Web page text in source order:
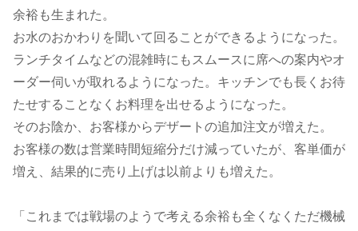
余裕も生まれた。
お水のおかわりを聞いて回ることができるようになった。
ランチタイムなどの混雑時にもスムースに席への案内やオ
ーダー伺いが取れるようになった。キッチンでも長くお待
たせすることなくお料理を出せるようになった。
そのお陰か、お客様からデザートの追加注文が増えた。
お客様の数は営業時間短縮分だけ減っていたが、客単価が
増え、結果的に売り上げは以前よりも増えた。
「これまでは戦場のようで考える余裕も全くなくただ機械